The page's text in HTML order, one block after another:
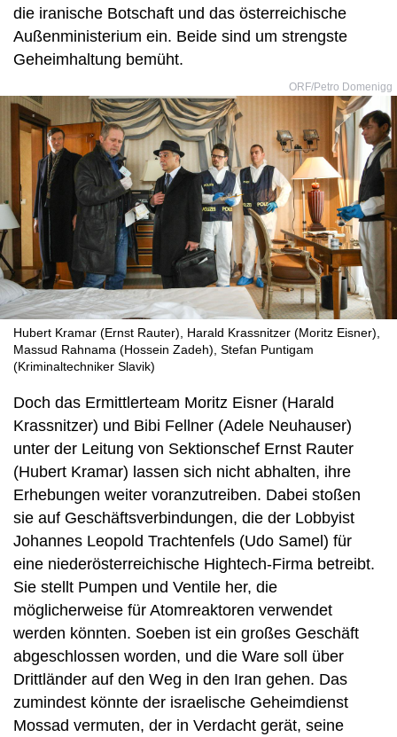
die iranische Botschaft und das österreichische
Außenministerium ein. Beide sind um strengste
Geheimhaltung bemüht.
ORF/Petro Domenigg
Hubert Kramar (Ernst Rauter), Harald Krassnitzer (Moritz Eisner),
Massud Rahnama (Hossein Zadeh), Stefan Puntigam
(Kriminaltechniker Slavik)
Doch das Ermittlerteam Moritz Eisner (Harald
Krassnitzer) und Bibi Fellner (Adele Neuhauser)
unter der Leitung von Sektionschef Ernst Rauter
(Hubert Kramar) lassen sich nicht abhalten, ihre
Erhebungen weiter voranzutreiben. Dabei stoßen
sie auf Geschäftsverbindungen, die der Lobbyist
Johannes Leopold Trachtenfels (Udo Samel) für
eine niederösterreichische Hightech-Firma betreibt.
Sie stellt Pumpen und Ventile her, die
möglicherweise für Atomreaktoren verwendet
werden könnten. Soeben ist ein großes Geschäft
abgeschlossen worden, und die Ware soll über
Drittländer auf den Weg in den Iran gehen. Das
zumindest könnte der israelische Geheimdienst
Mossad vermuten, der in Verdacht gerät, seine